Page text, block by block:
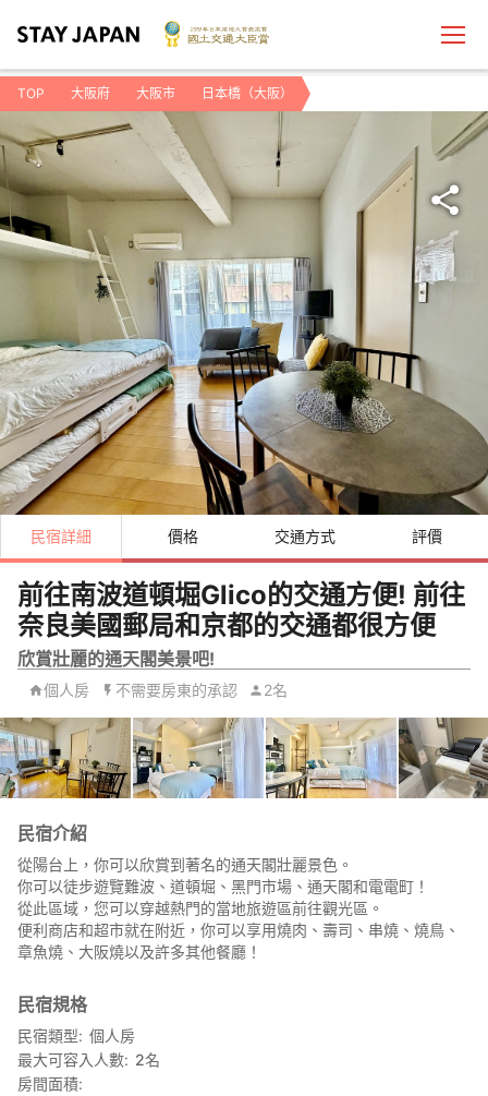
TOP 大阪府 大阪市 日本橋（大阪）
民宿詳細 價格 交通方式 評價
前往南波道頓堀Glico的交通方便! 前往
奈良美國郵局和京都的交通都很方便
欣賞壯麗的通天閣美景吧!
個人房 不需要房東的承認 2名
民宿介紹
從陽台上，你可以欣賞到著名的通天閣壯麗景色。
你可以徒步遊覽難波、道頓堀、黑門市場、通天閣和電電町！
從此區域，您可以穿越熱門的當地旅遊區前往觀光區。
便利商店和超市就在附近，你可以享用燒肉、壽司、串燒、燒鳥、
章魚燒、大阪燒以及許多其他餐廳！
民宿規格
民宿類型
個人房
最大可容入人數
2名
房間面積